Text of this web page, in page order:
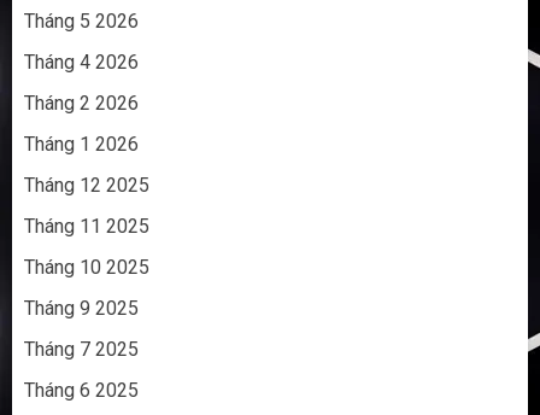
Tháng 5 2026
Tháng 4 2026
Tháng 2 2026
Tháng 1 2026
Tháng 12 2025
Tháng 11 2025
Tháng 10 2025
Tháng 9 2025
Tháng 7 2025
Tháng 6 2025